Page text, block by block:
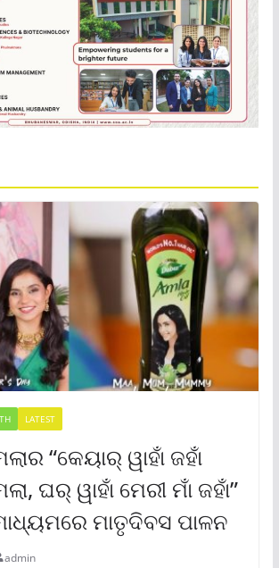
LATEST
“କେୟାର୍ ୱାହାଁ ଜହାଁ
ଘର୍ ୱାହାଁ ମେରୀ ମାଁ ଜହାଁ”
ମାତୃଦିବସ ପାଳନ
admin